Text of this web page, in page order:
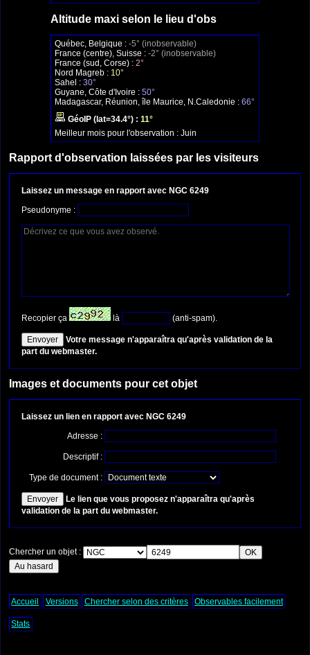
Altitude maxi selon le lieu d'obs
Québec, Belgique : -5° (inobservable)
France (centre), Suisse : -2° (inobservable)
France (sud, Corse) : 2°
Nord Magreb : 10°
Sahel : 30°
Guyane, Côte d'Ivoire : 50°
Madagascar, Réunion, île Maurice, N.Caledonie : 66°
GéoIP (lat=34.4°) : 11°
Meilleur mois pour l'observation : Juin
Rapport d'observation laissées par les visiteurs
Laissez un message en rapport avec NGC 6249
Pseudonyme :
Recopier ça là (anti-spam).
Votre message n'apparaîtra qu'après validation de la
part du webmaster.
Images et documents pour cet objet
Laissez un lien en rapport avec NGC 6249
Adresse :
Descriptif :
Type de document :
Le lien que vous proposez n'apparaîtra qu'après
validation de la part du webmaster.
Chercher un objet :
Accueil Versions Chercher selon des critères Observables facilement
Stats